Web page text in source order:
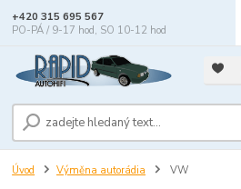
+420 315 695 567
PO-PÁ / 9-17 hod, SO 10-12 hod
Úvod Výměna autorádia VW